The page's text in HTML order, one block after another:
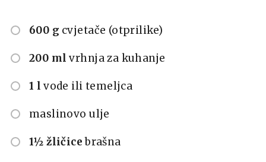
600 g cvjetače (otprilike)
200 ml vrhnja za kuhanje
1 l vode ili temeljca
maslinovo ulje
1½ žličice brašna